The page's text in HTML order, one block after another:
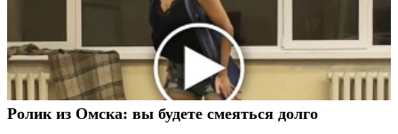
Ролик из Омска: вы будете смеяться долго